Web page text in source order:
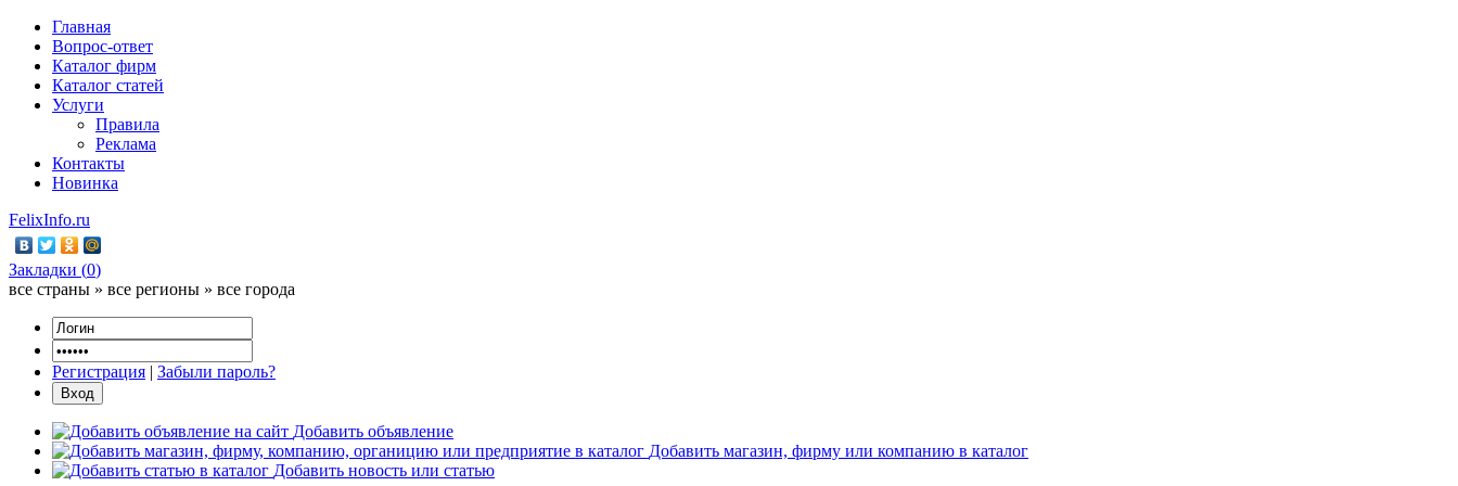
Главная
Вопрос-ответ
Каталог фирм
Каталог статей
Услуги
Правила
Реклама
Контакты
Новинка
FelixInfo.ru
Закладки (0)
все страны » все регионы » все города
Регистрация | Забыли пароль?
Добавить объявление
Добавить магазин, фирму или компанию в каталог
Добавить новость или статью